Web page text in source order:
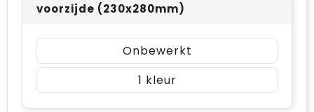
voorzijde (230x280mm)
Onbewerkt
1